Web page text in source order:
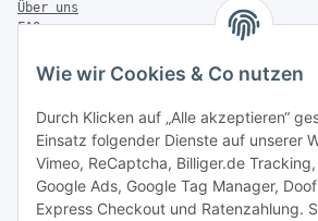
Wie wir Cookies & Co nutzen
Durch Klicken auf „Alle akzeptieren“
Einsatz folgender Dienste auf unserer
Vimeo, ReCaptcha, Billiger.de
Google Ads, Google Tag Manager,
Express Checkout und Ratenzahlung.
Über uns
FAQ
Zahlung & Versand
Versandinformationen